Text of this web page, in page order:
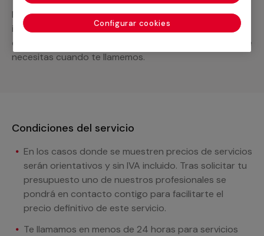
Podemos ofrecer cualquier servicio a medida
incluyendo todo lo que necesites: materiales,
equipamientos, electrodomésticos, etc. Cuéntanos que
necesitas cuando te llamemos.
Condiciones del servicio
En los casos donde se muestren precios de servicios
serán orientativos y sin IVA incluido. Tras solicitar tu
presupuesto uno de nuestros profesionales se
pondrá en contacto contigo para facilitarte el
precio definitivo de este servicio.
Te llamamos en menos de 24 horas para servicios
Configurar cookies